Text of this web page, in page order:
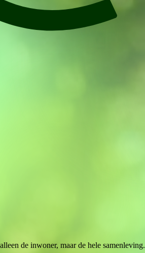
de inwoner, maar de hele samenleving.